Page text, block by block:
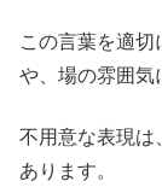
この言葉を適切
や、場の雰囲気
不用意な表現は
あります。